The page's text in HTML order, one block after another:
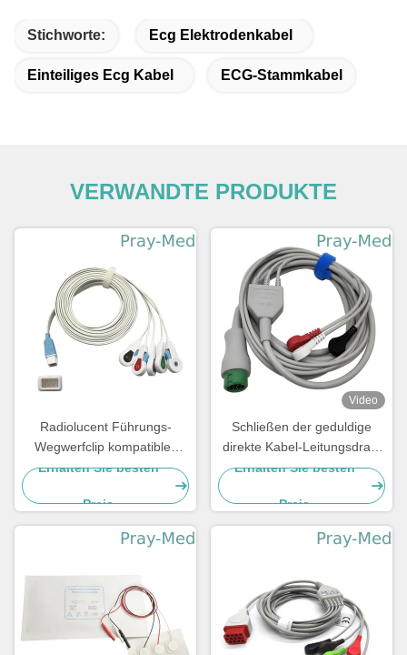
Stichworte: Ecg Elektrodenkabel
Einteiliges Ecg Kabel ECG-Stammkabel
VERWANDTE PRODUKTE
Radiolucent Führungs-
Wegwerfclip kompatibles
Covidien ECG-
Erhalten Sie besten
Preis
Video
Schließen der geduldige
direkte Kabel-Leitungsdraht
EA6232B ECG an
Erhalten Sie besten
Preis